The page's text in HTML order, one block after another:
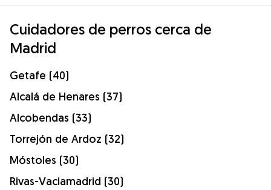
Cuidadores de perros cerca de
Madrid
Getafe (40)
Alcalá de Henares (37)
Alcobendas (33)
Torrejón de Ardoz (32)
Móstoles (30)
Rivas-Vaciamadrid (30)